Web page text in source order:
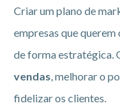
Criar um plano de
empresas que
de forma estratégica.
vendas , melhorar o
fidelizar os clientes.